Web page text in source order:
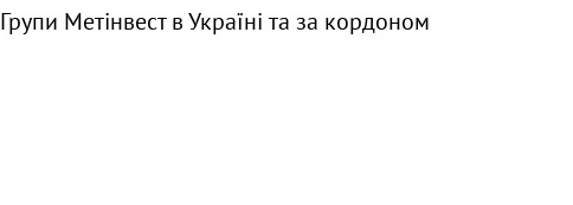
Групи Метінвест в Україні та за кордоном